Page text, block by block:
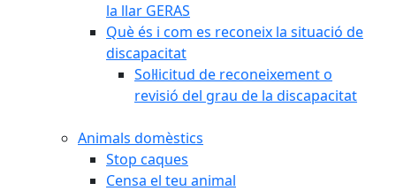
la llar GERAS
Què és i com es reconeix la situació de
discapacitat
Sol·licitud de reconeixement o
revisió del grau de la discapacitat
Animals domèstics
Stop caques
Censa el teu animal